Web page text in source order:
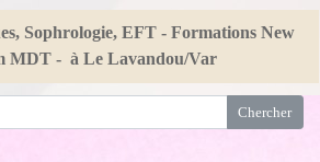
Sophrologie, EFT - Formations New
MDT - à Le Lavandou/Var